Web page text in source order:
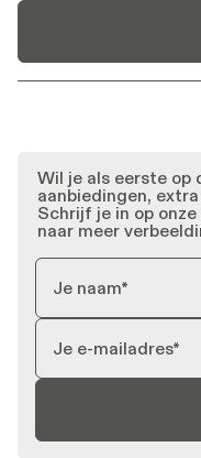
Wil je als eerste op
aanbiedingen,
Schrijf je in op
naar meer